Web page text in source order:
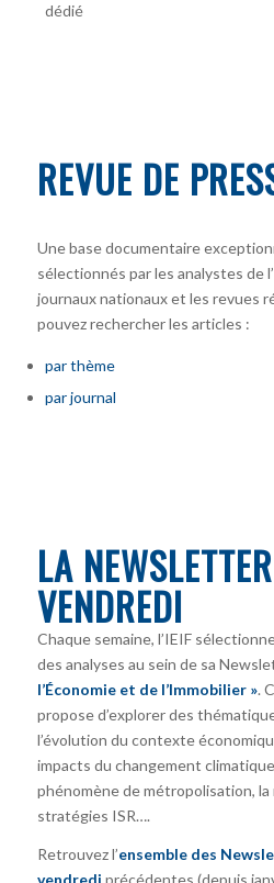
dédié
REVUE DE
Une base documentaire
sélectionnés par les analystes de
journaux nationaux et les revues
pouvez rechercher les articles :
par thème
par journal
LA
VENDREDI
Chaque semaine, l’IEIF
des analyses au sein de sa
l’Économie et de l’Immobilier ».
propose d’explorer des
l’évolution du contexte
impacts du changement
phénomène de métropolisation,
stratégies ISR….
Retrouvez l’ensemble des
vendredi précédentes (depuis